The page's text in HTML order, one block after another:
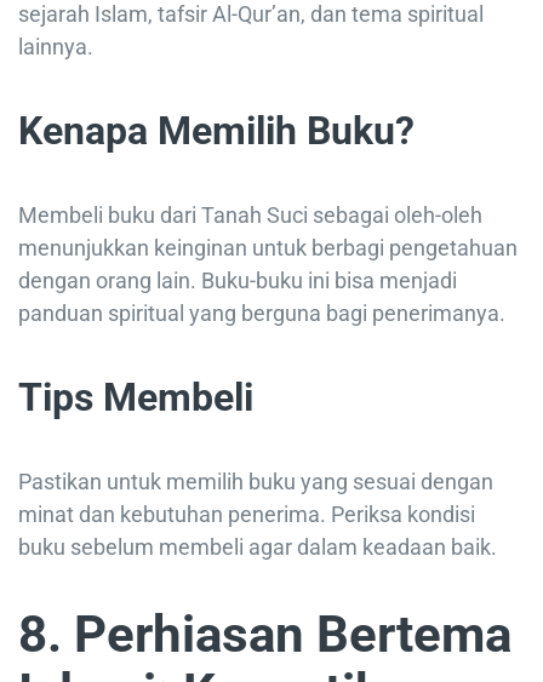
sejarah Islam, tafsir Al-Qur’an, dan tema spiritual
lainnya.
Kenapa Memilih Buku?
Membeli buku dari Tanah Suci sebagai oleh-oleh
menunjukkan keinginan untuk berbagi pengetahuan
dengan orang lain. Buku-buku ini bisa menjadi
panduan spiritual yang berguna bagi penerimanya.
Tips Membeli
Pastikan untuk memilih buku yang sesuai dengan
minat dan kebutuhan penerima. Periksa kondisi
buku sebelum membeli agar dalam keadaan baik.
8. Perhiasan Bertema